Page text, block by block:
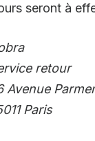
seront à
retour
Avenue
Paris